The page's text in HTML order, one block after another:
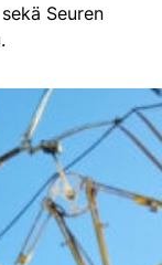
Seuren